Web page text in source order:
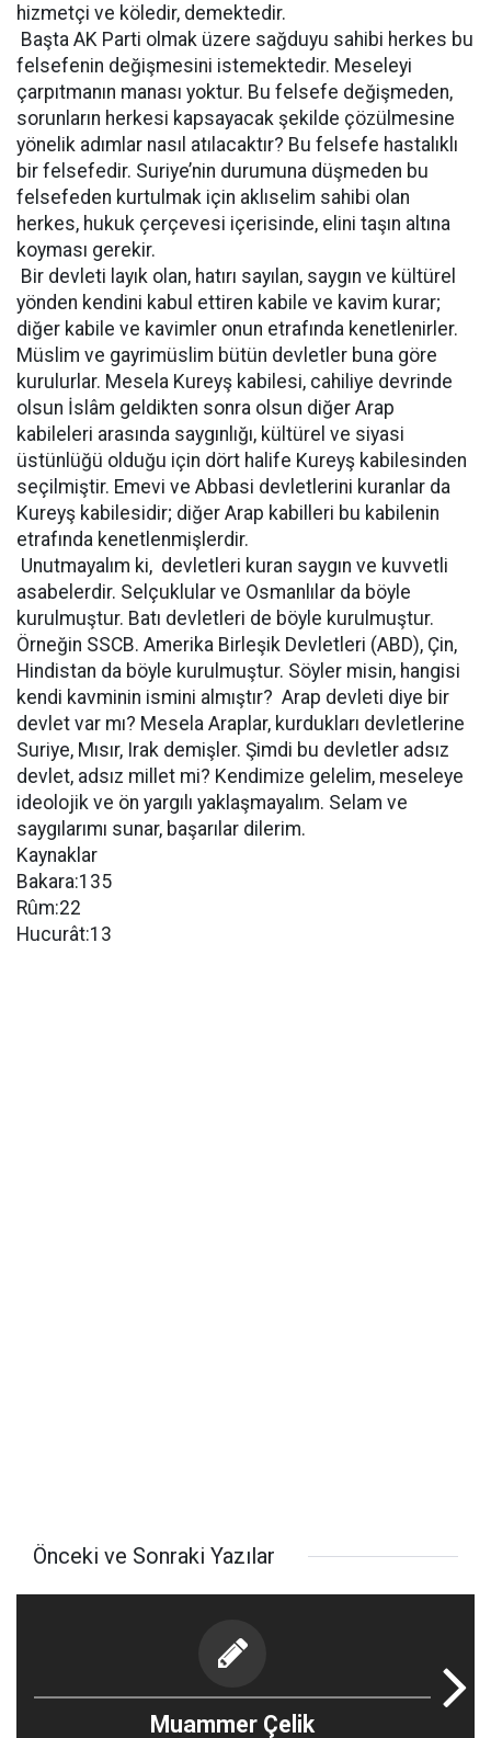
hizmetçi ve köledir, demektedir.
Başta AK Parti olmak üzere sağduyu sahibi herkes bu
felsefenin değişmesini istemektedir. Meseleyi
çarpıtmanın manası yoktur. Bu felsefe değişmeden,
sorunların herkesi kapsayacak şekilde çözülmesine
yönelik adımlar nasıl atılacaktır? Bu felsefe hastalıklı
bir felsefedir. Suriye’nin durumuna düşmeden bu
felsefeden kurtulmak için aklıselim sahibi olan
herkes, hukuk çerçevesi içerisinde, elini taşın altına
koyması gerekir.
Bir devleti layık olan, hatırı sayılan, saygın ve kültürel
yönden kendini kabul ettiren kabile ve kavim kurar;
diğer kabile ve kavimler onun etrafında kenetlenirler.
Müslim ve gayrimüslim bütün devletler buna göre
kurulurlar. Mesela Kureyş kabilesi, cahiliye devrinde
olsun İslâm geldikten sonra olsun diğer Arap
kabileleri arasında saygınlığı, kültürel ve siyasi
üstünlüğü olduğu için dört halife Kureyş kabilesinden
seçilmiştir. Emevi ve Abbasi devletlerini kuranlar da
Kureyş kabilesidir; diğer Arap kabilleri bu kabilenin
etrafında kenetlenmişlerdir.
Unutmayalım ki, devletleri kuran saygın ve kuvvetli
asabelerdir. Selçuklular ve Osmanlılar da böyle
kurulmuştur. Batı devletleri de böyle kurulmuştur.
Örneğin SSCB. Amerika Birleşik Devletleri (ABD), Çin,
Hindistan da böyle kurulmuştur. Söyler misin, hangisi
kendi kavminin ismini almıştır? Arap devleti diye bir
devlet var mı? Mesela Araplar, kurdukları devletlerine
Suriye, Mısır, Irak demişler. Şimdi bu devletler adsız
devlet, adsız millet mi? Kendimize gelelim, meseleye
ideolojik ve ön yargılı yaklaşmayalım. Selam ve
saygılarımı sunar, başarılar dilerim.
Kaynaklar
Bakara:135
Rûm:22
Hucurât:13
Önceki ve Sonraki Yazılar
Muammer Çelik